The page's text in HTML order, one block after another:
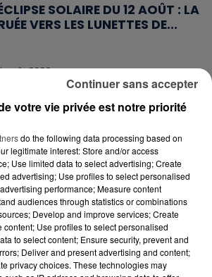
SOLAIRE DU 12 AOÛT : LA
VERS LES LUNETTES DE...
août 2026
CAMPING-CAR : CE QUE VOUS
AVEZ LE DROIT DE FAIRE... ET LES
L'ACTU DE LA RÉGION ET
INFOS DE LA RÉDACTION
L'APPLICATION MOBILE
RCA
votre vie privée est notre priorité
do the following data processing based on
legitimate interest: Store and/or access
Use limited data to select advertising; Create
advertising; Use profiles to select personalised
performance; Measure content
audiences through statistics or combinations
Develop and improve services; Create
Use profiles to select personalised
to select content; Ensure security, prevent and
Deliver and present advertising and content;
privacy choices. These technologies may
Continuer sans accepter